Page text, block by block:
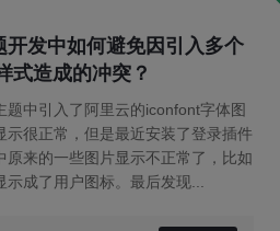
开发中如何避免因引入多个
式造成的冲突？
题中引入了阿里云的iconfont字体图
示很正常，但是最近安装了登录插件
原来的一些图片显示不正常了，比如
示成了用户图标。最后发现...